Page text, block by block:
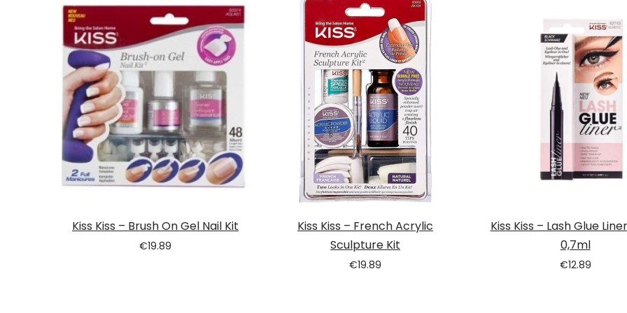
Kiss Kiss – Brush On Gel Nail Kit
€19.89
Kiss Kiss – French Acrylic
Sculpture Kit
€19.89
Kiss Kiss – Lash Glue
0,7ml
€12.89